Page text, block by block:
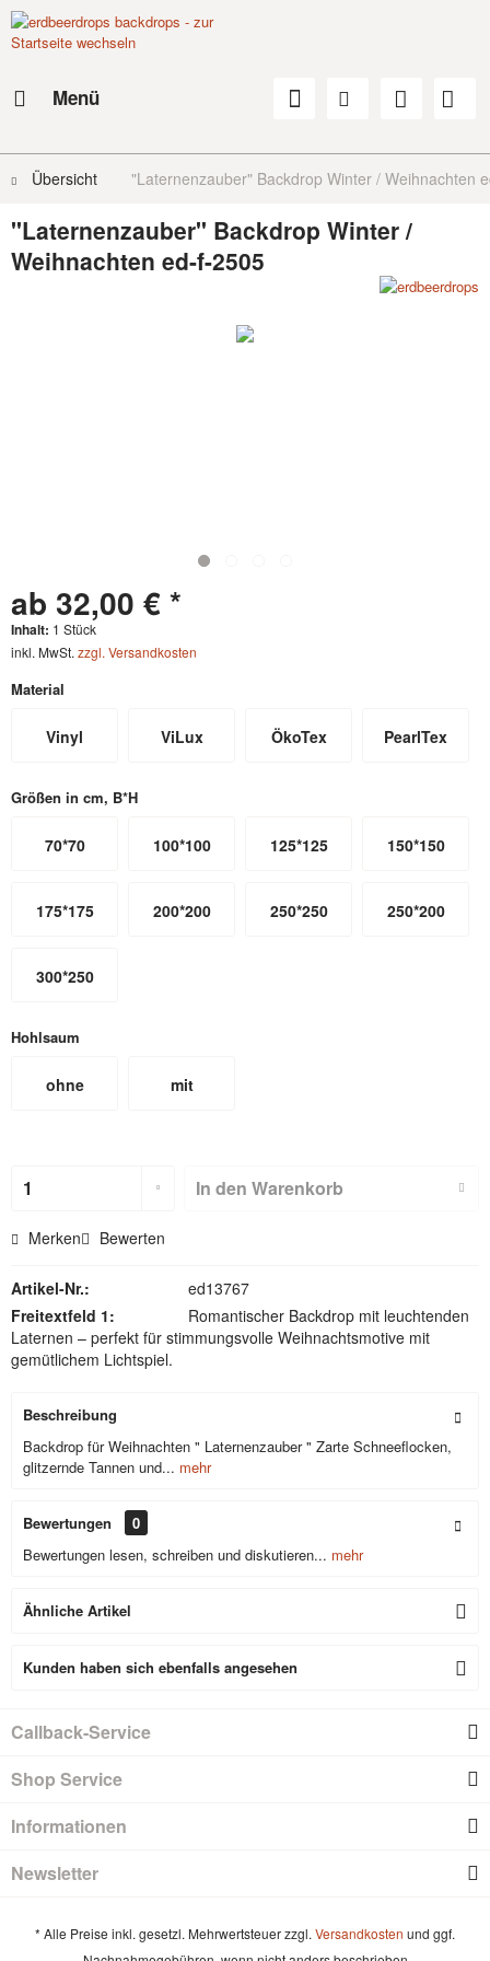
Menü
Übersicht "Laternenzauber" Backdrop Winter / Weihnachten
"Laternenzauber" Backdrop Winter /
Weihnachten ed-f-2505
ab 32,00 € *
Inhalt: 1 Stück
inkl. MwSt. zzgl. Versandkosten
Material
Vinyl ViLux ÖkoTex PearlTex
Größen in cm, B*H
70*70 100*100 125*125 150*150
175*175 200*200 250*250 250*200
300*250
Hohlsaum
ohne
mit
In den Warenkorb
Merken Bewerten
Artikel-Nr.:
ed13767
Freitextfeld 1:
Romantischer Backdrop mit leuchtenden
Laternen – perfekt für stimmungsvolle Weihnachtsmotive mit
gemütlichem Lichtspiel.
Beschreibung
Backdrop für Weihnachten " Laternenzauber " Zarte Schneeflocken,
glitzernde Tannen und... mehr
Bewertungen
0
Bewertungen lesen, schreiben und diskutieren... mehr
Ähnliche Artikel
Kunden haben sich ebenfalls angesehen
Callback-Service
Shop Service
Informationen
Newsletter
* Alle Preise inkl. gesetzl. Mehrwertsteuer zzgl. Versandkosten und ggf.